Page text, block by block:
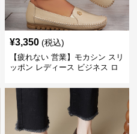
¥3,350 (税込)
【疲れない 営業】モカシン スリ
ッポン レディース ビジネス ロ
ジュアル パンプス以外